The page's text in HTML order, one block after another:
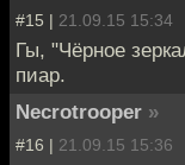
#15 | 21.09.15 15:34
Гы, "Чёрное
пиар.
Necrotrooper »
#16 | 21.09.15 15:36